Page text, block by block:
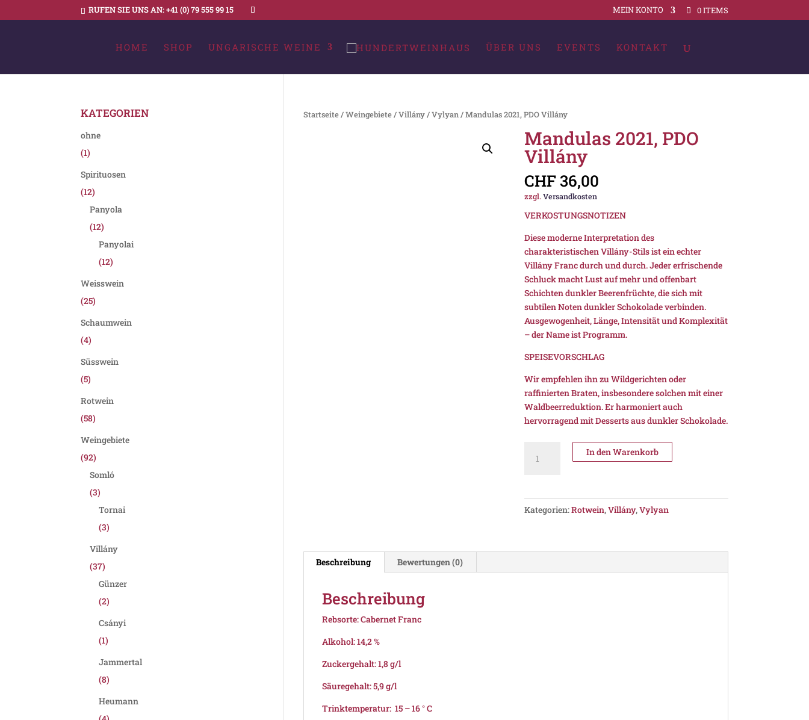
RUFEN SIE UNS AN:+41 (0) 79 555 99 15 MEIN KONTO 0 ITEMS
HOME SHOP UNGARISCHE WEINE ÜBER UNS EVENTS KONTAKT
Startseite/Weingebiete/Villány/Vylyan / Mandulas 2021, PDO Villány
Mandulas 2021, PDO
Villány
CHF36,00
zzgl.Versandkosten
VERKOSTUNGSNOTIZEN
Diese moderne Interpretation des
charakteristischen Villány-Stils ist ein echter
Villány Franc durch und durch. Jeder erfrischende
Schluck macht Lust auf mehr und offenbart
Schichten dunkler Beerenfrüchte, die sich mit
subtilen Noten dunkler Schokolade verbinden.
Ausgewogenheit, Länge, Intensität und Komplexität
– der Name ist Programm.
SPEISEVORSCHLAG
Wir empfehlen ihn zu Wildgerichten oder
raffinierten Braten, insbesondere solchen mit einer
Waldbeerreduktion. Er harmoniert auch
hervorragend mit Desserts aus dunkler Schokolade.
2021,
In den Warenkorb
Kategorien:Rotwein,Villány,Vylyan
Beschreibung Bewertungen (0)
Beschreibung
Rebsorte: Cabernet Franc
Alkohol: 14,2 %
Zuckergehalt: 1,8 g/l
Säuregehalt: 5,9 g/l
Trinktemperatur: 15 – 16 ° C
KATEGORIEN
ohne
(1)
Spirituosen
(12)
Panyola
(12)
Panyolai
(12)
Weisswein
(25)
Schaumwein
(4)
Süsswein
(5)
Rotwein
(58)
Weingebiete
(92)
Somló
(3)
Tornai
(3)
Villány
(37)
Günzer
(2)
Csányi
(1)
Jammertal
(8)
Heumann